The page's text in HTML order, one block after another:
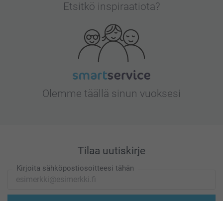
Etsitkö inspiraatiota?
Olemme täällä sinun vuoksesi
Tilaa uutiskirje
Kirjoita sähköpostiosoitteesi tähän